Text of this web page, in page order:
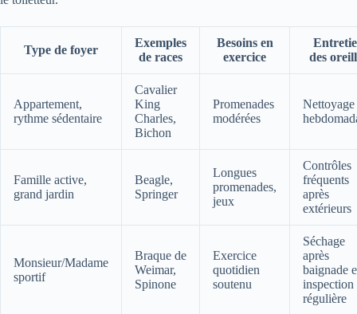
Type de foyer
Exemples
de races
Besoins en
exercice
des
Appartement,
rythme sédentaire
Cavalier
King
Charles,
Bichon
Promenades
modérées
Nettoyage
Famille active,
grand jardin
Beagle,
Springer
Longues
promenades,
jeux
Contrôles
fréquents
après
extérieurs
Monsieur/Madame
sportif
Braque de
Weimar,
Spinone
Exercice
quotidien
soutenu
Séchage
après
baignade
inspection
régulière